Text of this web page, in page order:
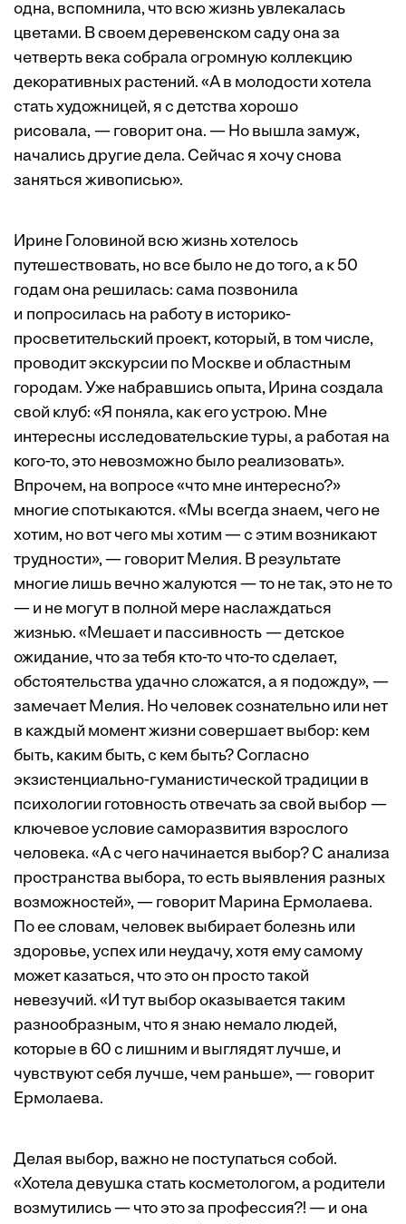
одна, вспомнила, что всю жизнь увлекалась
цветами. В своем деревенском саду она за
четверть века собрала огромную коллекцию
декоративных растений. «А в молодости хотела
стать художницей, я с детства хорошо
рисовала, — говорит она. — Но вышла замуж,
начались другие дела. Сейчас я хочу снова
заняться живописью».
Ирине Головиной всю жизнь хотелось
путешествовать, но все было не до того, а к 50
годам она решилась: сама позвонила
и попросилась на работу в историко-
просветительский проект, который, в том числе,
проводит экскурсии по Москве и областным
городам. Уже набравшись опыта, Ирина создала
свой клуб: «Я поняла, как его устрою. Мне
интересны исследовательские туры, а работая на
кого-то, это невозможно было реализовать».
Впрочем, на вопросе «что мне интересно?»
многие спотыкаются. «Мы всегда знаем, чего не
хотим, но вот чего мы хотим — с этим возникают
трудности», — говорит Мелия. В результате
многие лишь вечно жалуются — то не так, это не то
— и не могут в полной мере наслаждаться
жизнью. «Мешает и пассивность — детское
ожидание, что за тебя кто-то что-то сделает,
обстоятельства удачно сложатся, а я подожду», —
замечает Мелия. Но человек сознательно или нет
в каждый момент жизни совершает выбор: кем
быть, каким быть, с кем быть? Согласно
экзистенциально-гуманистической традиции в
психологии готовность отвечать за свой выбор —
ключевое условие саморазвития взрослого
человека. «А с чего начинается выбор? С анализа
пространства выбора, то есть выявления разных
возможностей», — говорит Марина Ермолаева.
По ее словам, человек выбирает болезнь или
здоровье, успех или неудачу, хотя ему самому
может казаться, что это он просто такой
невезучий. «И тут выбор оказывается таким
разнообразным, что я знаю немало людей,
которые в 60 с лишним и выглядят лучше, и
чувствуют себя лучше, чем раньше», — говорит
Ермолаева.
Делая выбор, важно не поступаться собой.
«Хотела девушка стать косметологом, а родители
возмутились — что это за профессия?! — и она